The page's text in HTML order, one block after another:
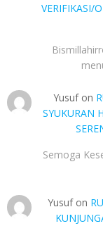
VERIFIKASI/
Yusufon
SYUKURAN
Semoga
Yusufon